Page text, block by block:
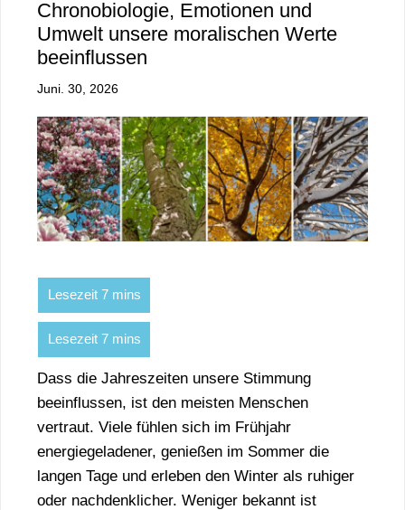
Chronobiologie, Emotionen und
Umwelt unsere moralischen Werte
beeinflussen
Juni. 30, 2026
Dass die Jahreszeiten unsere Stimmung
beeinflussen, ist den meisten Menschen
vertraut. Viele fühlen sich im Frühjahr
energiegeladener, genießen im Sommer die
langen Tage und erleben den Winter als ruhiger
oder nachdenklicher. Weniger bekannt ist